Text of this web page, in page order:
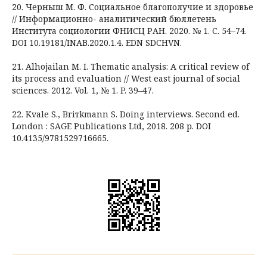
20. Черныш М. Ф. Социальное благополучие и здоровье
// Информационно- аналитический бюллетень
Института социологии ФНИСЦ РАН. 2020. № 1. С. 54–74.
DOI 10.19181/INAB.2020.1.4. EDN SDCHVN.
21. Alhojailan M. I. Thematic analysis: A critical review of
its process and evaluation // West east journal of social
sciences. 2012. Vol. 1, № 1. P. 39–47.
22. Kvale S., Briтkmann S. Doing interviews. Second ed.
London : SAGE Publications Ltd, 2018. 208 р. DOI
10.4135/9781529716665.